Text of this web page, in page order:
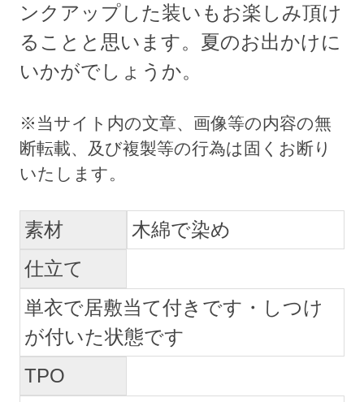
ンクアップした装いもお楽しみ頂け
ることと思います。夏のお出かけに
いかがでしょうか。
素材
木綿で染め
仕立て
単衣で居敷当て付きです・しつけ
が付いた状態です
TPO